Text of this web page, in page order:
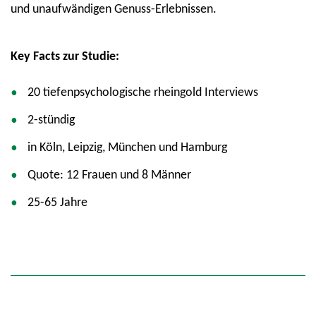
und unaufwändigen Genuss-Erlebnissen.
Key Facts zur Studie:
20 tiefenpsychologische rheingold Interviews
2-stündig
in Köln, Leipzig, München und Hamburg
Quote: 12 Frauen und 8 Männer
25-65 Jahre